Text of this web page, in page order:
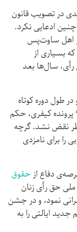
در تصویب قانون
ادعایی نکرد.
اهل ساوت‌پس
بسیاری از
سال‌ها بعد
طول دوره کوتاه
خود به عنوان قاضی، بر ۲۷ پرونده، از جمله ۹ پرونده کیفری، حکم
نقض نشد. گرچه
برای نامزدی
دفاع از حقوق
حق رأی زنان
نمود، و در جشن
به ایالت در سال ۱۸۹۰، پرچم جدید ایالتی را به